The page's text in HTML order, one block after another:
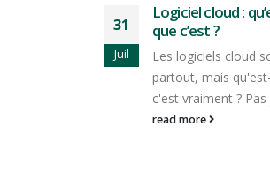
16
Juil
Bien définir vos
avant de digitaliser
guide pratique
Vous avez décidé de
vos processus.
bonne décision. Et...